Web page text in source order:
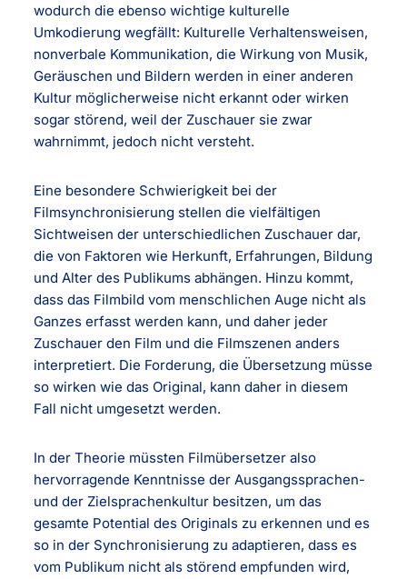
wodurch die ebenso wichtige kulturelle
Umkodierung wegfällt: Kulturelle Verhaltensweisen,
nonverbale Kommunikation, die Wirkung von Musik,
Geräuschen und Bildern werden in einer anderen
Kultur möglicherweise nicht erkannt oder wirken
sogar störend, weil der Zuschauer sie zwar
wahrnimmt, jedoch nicht versteht.
Eine besondere Schwierigkeit bei der
Filmsynchronisierung stellen die vielfältigen
Sichtweisen der unterschiedlichen Zuschauer dar,
die von Faktoren wie Herkunft, Erfahrungen, Bildung
und Alter des Publikums abhängen. Hinzu kommt,
dass das Filmbild vom menschlichen Auge nicht als
Ganzes erfasst werden kann, und daher jeder
Zuschauer den Film und die Filmszenen anders
interpretiert. Die Forderung, die Übersetzung müsse
so wirken wie das Original, kann daher in diesem
Fall nicht umgesetzt werden.
In der Theorie müssten Filmübersetzer also
hervorragende Kenntnisse der Ausgangssprachen-
und der Zielsprachenkultur besitzen, um das
gesamte Potential des Originals zu erkennen und es
so in der Synchronisierung zu adaptieren, dass es
vom Publikum nicht als störend empfunden wird,